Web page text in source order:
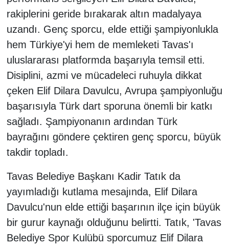
rakiplerini geride bırakarak altın madalyaya
uzandı. Genç sporcu, elde ettiği şampiyonlukla
hem Türkiye'yi hem de memleketi Tavas'ı
uluslararası platformda başarıyla temsil etti.
Disiplini, azmi ve mücadeleci ruhuyla dikkat
çeken Elif Dilara Davulcu, Avrupa şampiyonluğu
başarısıyla Türk dart sporuna önemli bir katkı
sağladı. Şampiyonanın ardından Türk
bayrağını göndere çektiren genç sporcu, büyük
takdir topladı.
Tavas Belediye Başkanı Kadir Tatık da
yayımladığı kutlama mesajında, Elif Dilara
Davulcu'nun elde ettiği başarının ilçe için büyük
bir gurur kaynağı olduğunu belirtti. Tatık, 'Tavas
Belediye Spor Kulübü sporcumuz Elif Dilara